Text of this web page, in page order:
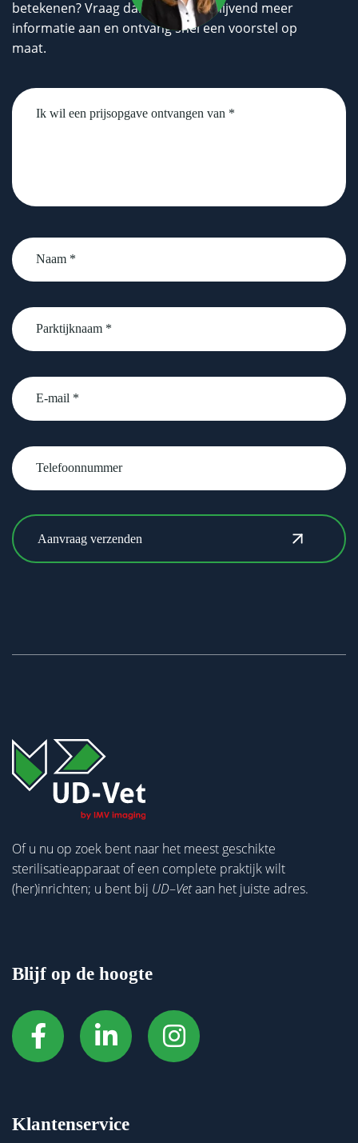
betekenen? Vraag dan geheel vrijblijvend meer
informatie aan en ontvang snel een voorstel op
maat.
Untitled
Naam
*
Parktijknaam
*
email
Telefoonnummer
Of u nu op zoek bent naar het meest geschikte
sterilisatieapparaat of een complete praktijk wilt
(her)inrichten; u bent bij UD–Vetaan het juiste adres.
Blijf op de hoogte
Klantenservice